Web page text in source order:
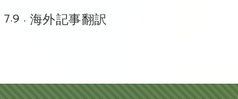
7.9 海外記事翻訳